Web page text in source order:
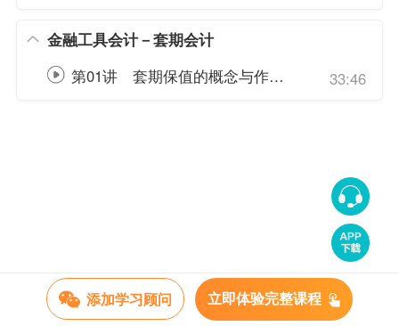
金融工具会计－套期会计
33:46
第01讲 套期保值的概念与作用、套期的分类
添加学习顾问 立即体验完整课程